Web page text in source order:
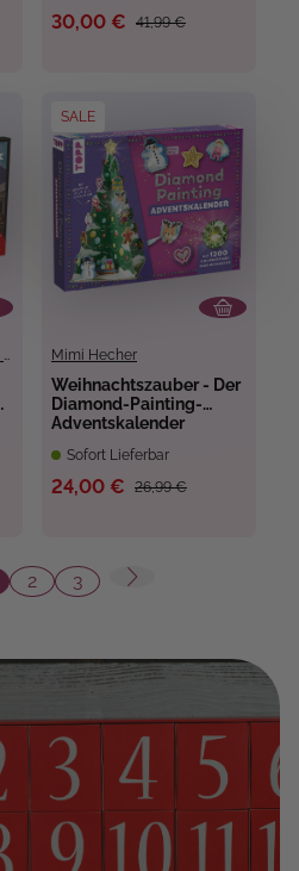
41,99 €
30,00 €
SALE
Mimi Hecher
Weihnachtszauber - Der
Diamond-Painting-
Adventskalender
Sofort Lieferbar
26,99 €
24,00 €
Seite
2
Seite
3